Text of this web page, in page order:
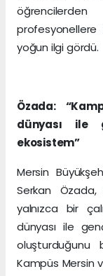
profesyonellere
yoğun ilgi gördü.
Özada:
dünyası ile
ekosistem”
Mersin
Serkan
yalnızca bir
dünyası ile
oluşturduğunu
Kampüs Mersin